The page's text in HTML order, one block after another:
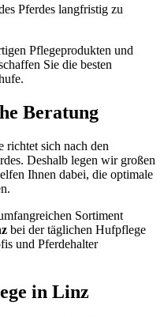
Pferdes langfristig zu
Pflegeprodukten und
Sie die besten
Beratung
richtet sich nach den
Deshalb legen wir großen
Ihnen dabei, die optimale
Sortiment
bei der täglichen Hufpflege
und Pferdehalter
in Linz